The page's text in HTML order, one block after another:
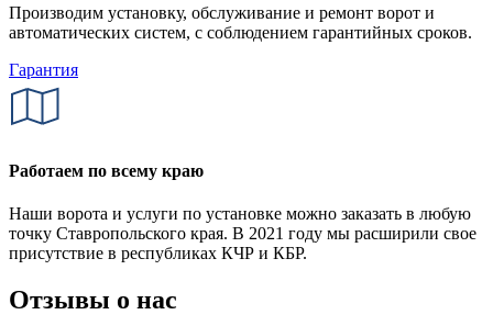
Производим установку, обслуживание и ремонт ворот и
автоматических систем, с соблюдением гарантийных сроков.
Гарантия
Работаем по всему краю
Наши ворота и услуги по установке можно заказать в любую
точку Ставропольского края. В 2021 году мы расширили свое
присутствие в республиках КЧР и КБР.
Отзывы о нас